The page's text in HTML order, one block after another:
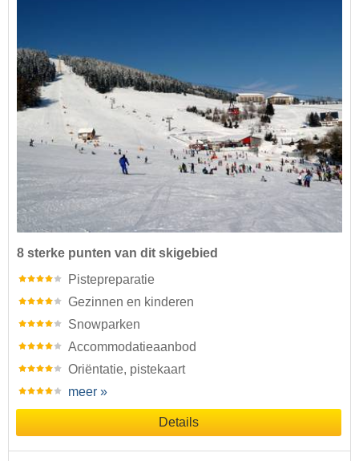
8 sterke punten van dit skigebied
Pistepreparatie
Gezinnen en kinderen
Snowparken
Accommodatieaanbod
Oriëntatie, pistekaart
meer »
Details